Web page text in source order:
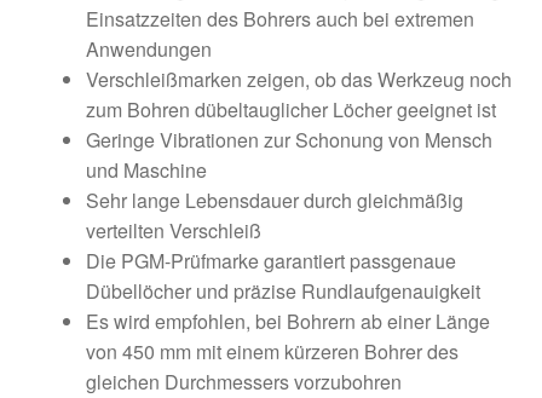
Einsatzzeiten des Bohrers auch bei extremen
Anwendungen
Verschleißmarken zeigen, ob das Werkzeug noch
zum Bohren dübeltauglicher Löcher geeignet ist
Geringe Vibrationen zur Schonung von Mensch
und Maschine
Sehr lange Lebensdauer durch gleichmäßig
verteilten Verschleiß
Die PGM-Prüfmarke garantiert passgenaue
Dübellöcher und präzise Rundlaufgenauigkeit
Es wird empfohlen, bei Bohrern ab einer Länge
von 450 mm mit einem kürzeren Bohrer des
gleichen Durchmessers vorzubohren